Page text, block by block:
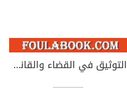
التوثيق في القضاء والقانون المغربيين - الأجزاء من 44 إلى 67